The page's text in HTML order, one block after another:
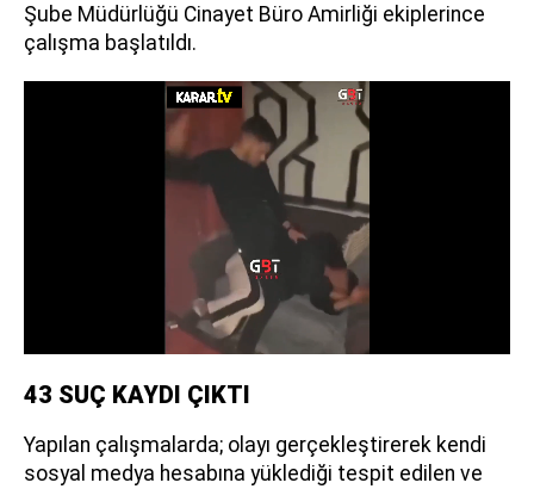
Şube Müdürlüğü Cinayet Büro Amirliği ekiplerince
çalışma başlatıldı.
43 SUÇ KAYDI ÇIKTI
Yapılan çalışmalarda; olayı gerçekleştirerek kendi
sosyal medya hesabına yüklediği tespit edilen ve